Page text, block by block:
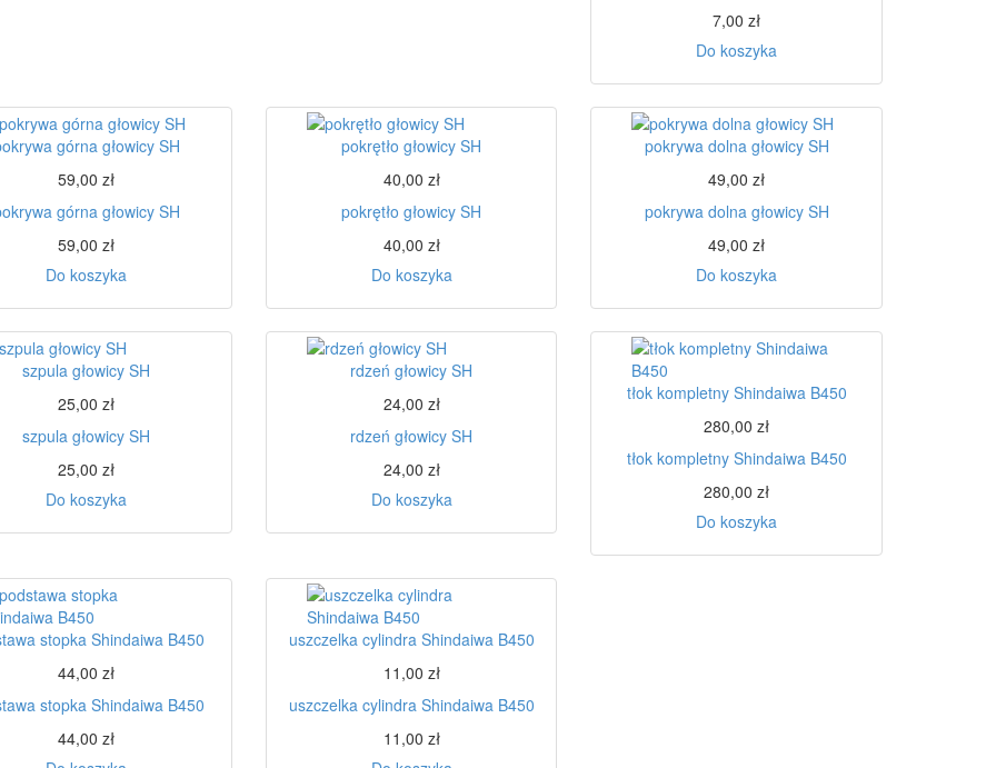
7,00 zł
Do koszyka
górna głowicy SH
59,00 zł
górna głowicy SH
59,00 zł
Do koszyka
pokrętło głowicy SH
40,00 zł
pokrętło głowicy SH
40,00 zł
Do koszyka
pokrywa dolna głowicy SH
49,00 zł
pokrywa dolna głowicy SH
49,00 zł
Do koszyka
szpula głowicy SH
25,00 zł
szpula głowicy SH
25,00 zł
Do koszyka
rdzeń głowicy SH
24,00 zł
rdzeń głowicy SH
24,00 zł
Do koszyka
tłok kompletny Shindaiwa B450
280,00 zł
tłok kompletny Shindaiwa B450
280,00 zł
Do koszyka
stopka Shindaiwa B450
44,00 zł
stopka Shindaiwa B450
44,00 zł
uszczelka cylindra Shindaiwa B450
11,00 zł
uszczelka cylindra Shindaiwa B450
11,00 zł